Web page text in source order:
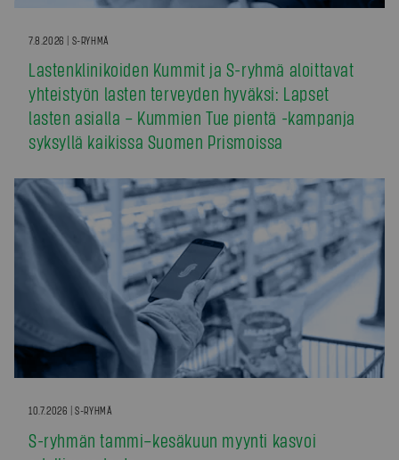
7.8.2026 | S-RYHMÄ
Lastenklinikoiden Kummit ja S-ryhmä aloittavat
yhteistyön lasten terveyden hyväksi: Lapset
lasten asialla – Kummien Tue pientä -kampanja
syksyllä kaikissa Suomen Prismoissa
10.7.2026 | S-RYHMÄ
S-ryhmän tammi–kesäkuun myynti kasvoi